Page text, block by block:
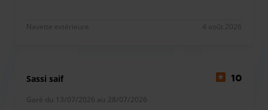
Navette extérieure 4 août 2026
Sassi saif 10
Garé du 13/07/2026 au 28/07/2026